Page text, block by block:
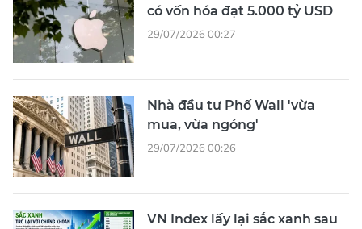
có vốn hóa đạt 5.000 tỷ USD
29/07/2026 00:27
Nhà đầu tư Phố Wall 'vừa
mua, vừa ngóng'
29/07/2026 00:26
VN Index lấy lại sắc xanh sau